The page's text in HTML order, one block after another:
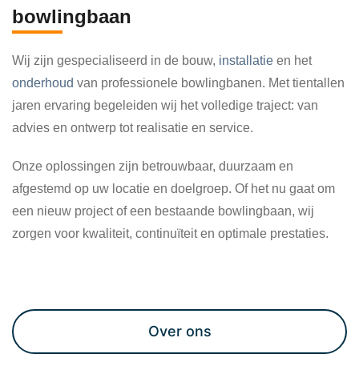
bowlingbaan
Wij zijn gespecialiseerd in de bouw, installatie en het
onderhoud van professionele bowlingbanen. Met tientallen
jaren ervaring begeleiden wij het volledige traject: van
advies en ontwerp tot realisatie en service.
Onze oplossingen zijn betrouwbaar, duurzaam en
afgestemd op uw locatie en doelgroep. Of het nu gaat om
een nieuw project of een bestaande bowlingbaan, wij
zorgen voor kwaliteit, continuïteit en optimale prestaties.
Over ons